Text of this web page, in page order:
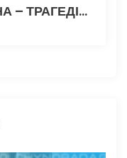
ВІЙНА – НЕ ТРІУМФ, ВІЙНА – ТРАГЕДІЯ…